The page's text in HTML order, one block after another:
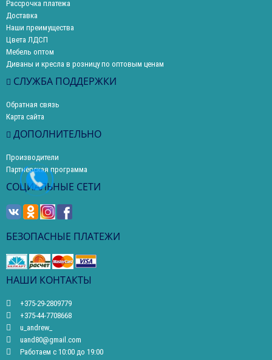
Рассрочка платежа
Доставка
Наши преимущества
Цвета ЛДСП
Мебель оптом
Диваны и кресла в розницу по оптовым ценам
СЛУЖБА ПОДДЕРЖКИ
Обратная связь
Карта сайта
ДОПОЛНИТЕЛЬНО
Производители
Партнерская программа
СОЦИАЛЬНЫЕ СЕТИ
БЕЗОПАСНЫЕ ПЛАТЕЖИ
НАШИ КОНТАКТЫ
+375-29-2809779
+375-44-7708668
u_andrew_
uand80@gmail.com
Работаем с 10:00 до 19:00